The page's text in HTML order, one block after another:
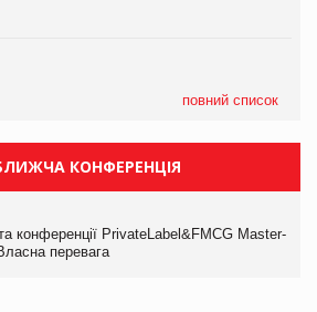
повний список
КОНФЕРЕНЦІЯ
конференції PrivateLabel&FMCG Master-
перевага